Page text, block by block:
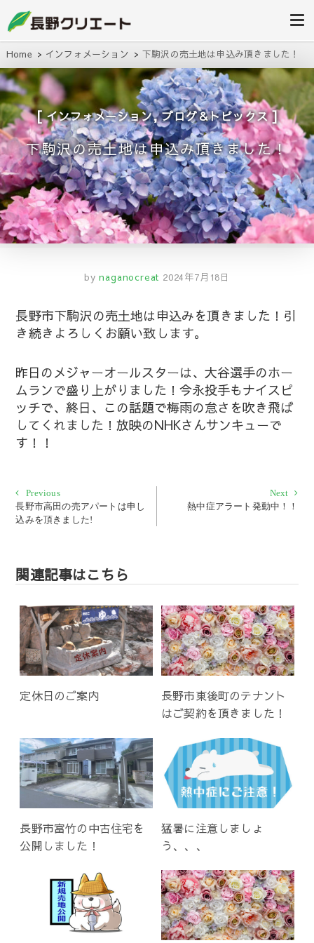
長野クリエ
ート
せください！
Home インフォメーション 下駒沢の売土地は申込み頂きました！
インフォメーション,ブログ＆トピックス
下駒沢の売土地は申込み頂きました！
by naganocreat 2024年7月18日
長野市下駒沢の売土地は申込みを頂きました！引
き続きよろしくお願い致します。
昨日のメジャーオールスターは、大谷選手のホー
ムランで盛り上がりました！今永投手もナイスピ
ッチで、終日、この話題で梅雨の怠さを吹き飛ば
してくれました！放映のNHKさんサンキューで
す！！
投
稿
ナ
ゲ
ー
ョ
ン
PreviousPrevious
post:
長野市高田の売アパートは申し
込みを頂きました!
Next
post:熱中症アラート発動中！！
関連記事はこちら
定休日のご案内
長野市東後町のテナント
はご契約を頂きました！
長野市富竹の中古住宅を
公開しました！
猛暑に注意しましょ
う、、、